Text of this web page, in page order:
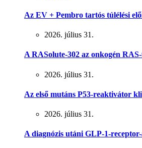
Az EV + Pembro tartós túlélési
2026. július 31.
A RASolute-302 az onkogén
2026. július 31.
Az első mutáns P53-reaktivátor
2026. július 31.
A diagnózis utáni GLP-1-receptor-